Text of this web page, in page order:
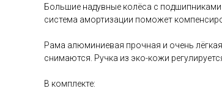
Большие надувные колёса с
система амортизации поможет
Рама алюминиевая прочная и очень
снимаются. Ручка из эко-кожи
В комплекте: